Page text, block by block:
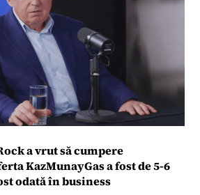
a vrut să cumpere
KazMunayGas a fost de 5-6
odată în business